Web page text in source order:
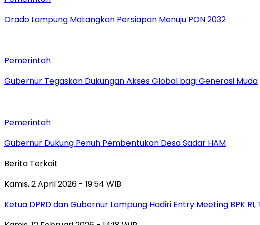
Orado Lampung Matangkan Persiapan Menuju PON 2032
Pemerintah
Gubernur Tegaskan Dukungan Akses Global bagi Generasi Muda
Pemerintah
Gubernur Dukung Penuh Pembentukan Desa Sadar HAM
Berita Terkait
Kamis, 2 April 2026 - 19:54 WIB
Ketua DPRD dan Gubernur Lampung Hadiri Entry Meeting BPK